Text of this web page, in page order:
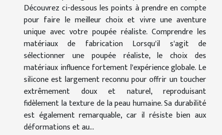
Découvrez ci-dessous les points à prendre en compte
pour faire le meilleur choix et vivre une aventure
unique avec votre poupée réaliste. Comprendre les
matériaux de fabrication Lorsqu'il s'agit de
sélectionner une poupée réaliste, le choix des
matériaux influence fortement l'expérience globale. Le
silicone est largement reconnu pour offrir un toucher
extrêmement doux et naturel, reproduisant
fidèlement la texture de la peau humaine. Sa durabilité
est également remarquable, car il résiste bien aux
déformations et au...